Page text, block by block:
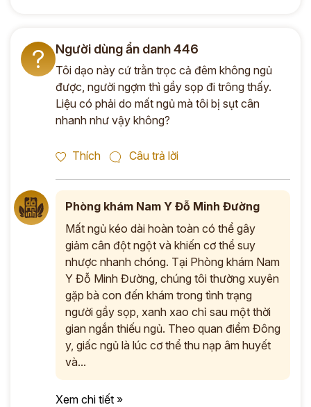
? Người dùng ẩn danh 446
Tôi dạo này cứ trằn trọc cả đêm không ngủ
được, người ngợm thì gầy sọp đi trông thấy.
Liệu có phải do mất ngủ mà tôi bị sụt cân
nhanh như vậy không?
Thích Câu trả lời
Phòng khám Nam Y Đỗ Minh Đường
Mất ngủ kéo dài hoàn toàn có thể gây
giảm cân đột ngột và khiến cơ thể suy
nhược nhanh chóng. Tại Phòng khám Nam
Y Đỗ Minh Đường, chúng tôi thường xuyên
gặp bà con đến khám trong tình trạng
người gầy sọp, xanh xao chỉ sau một thời
gian ngắn thiếu ngủ. Theo quan điểm Đông
y, giấc ngủ là lúc cơ thể thu nạp âm huyết
và...
Xem chi tiết »